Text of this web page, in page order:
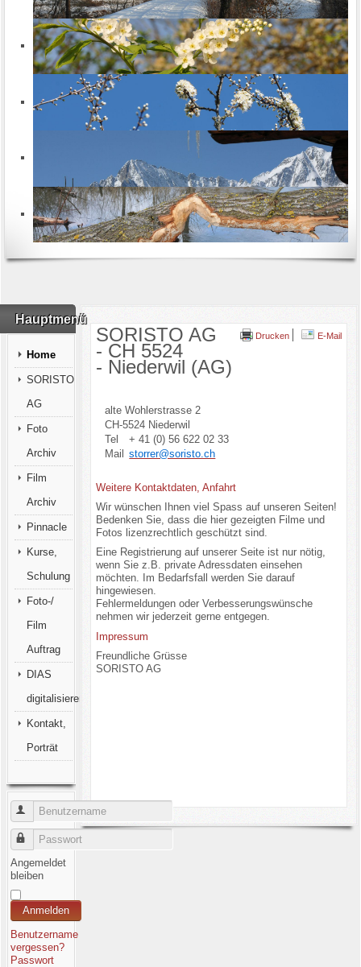
Hauptmenü
Home
SORISTO
AG
Foto
Archiv
Film
Archiv
Pinnacle
Kurse,
Schulung
Foto-/
Film
Auftrag
DIAS
digitalisieren
Kontakt,
Porträt
Benutzername
Passwort
Angemeldet
bleiben
Anmelden
Benutzername
vergessen?
Passwort
Drucken E-Mail
SORISTO AG
- CH 5524
- Niederwil (AG)
alte Wohlerstrasse 2
CH-5524 Niederwil
Tel
+ 41 (0) 56 622 02 33
Mail
storrer@soristo.ch
Weitere Kontaktdaten, Anfahrt
Wir wünschen Ihnen viel Spass auf unseren Seiten!
Bedenken Sie, dass die hier gezeigten Filme und
Fotos lizenzrechtlich geschützt sind.
Eine Registrierung auf unserer Seite ist nur nötig,
wenn Sie z.B. private Adressdaten einsehen
möchten. Im Bedarfsfall werden Sie darauf
hingewiesen.
Fehlermeldungen oder Verbesserungswünsche
nehmen wir jederzeit gerne entgegen.
Impressum
Freundliche Grüsse
SORISTO AG